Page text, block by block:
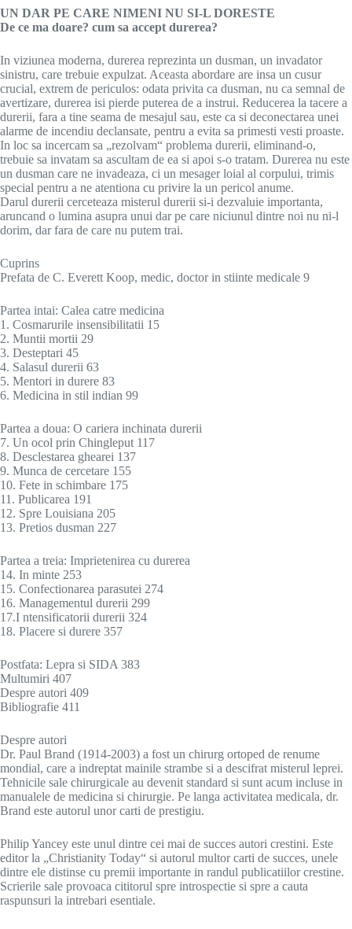
UN DAR PE CARE NIMENI NU SI-L DORESTE
De ce ma doare? cum sa accept durerea?
In viziunea moderna, durerea reprezinta un dusman, un invadator
sinistru, care trebuie expulzat. Aceasta abordare are insa un cusur
crucial, extrem de periculos: odata privita ca dusman, nu ca semnal de
avertizare, durerea isi pierde puterea de a instrui. Reducerea la tacere a
durerii, fara a tine seama de mesajul sau, este ca si deconectarea unei
alarme de incendiu declansate, pentru a evita sa primesti vesti proaste.
In loc sa incercam sa „rezolvam“ problema durerii, eliminand-o,
trebuie sa invatam sa ascultam de ea si apoi s-o tratam. Durerea nu este
un dusman care ne invadeaza, ci un mesager loial al corpului, trimis
special pentru a ne atentiona cu privire la un pericol anume.
Darul durerii cerceteaza misterul durerii si-i dezvaluie importanta,
aruncand o lumina asupra unui dar pe care niciunul dintre noi nu ni-l
dorim, dar fara de care nu putem trai.
Cuprins
Prefata de C. Everett Koop, medic, doctor in stiinte medicale 9
Partea intai: Calea catre medicina
1. Cosmarurile insensibilitatii 15
2. Muntii mortii 29
3. Desteptari 45
4. Salasul durerii 63
5. Mentori in durere 83
6. Medicina in stil indian 99
Partea a doua: O cariera inchinata durerii
7. Un ocol prin Chingleput 117
8. Desclestarea ghearei 137
9. Munca de cercetare 155
10. Fete in schimbare 175
11. Publicarea 191
12. Spre Louisiana 205
13. Pretios dusman 227
Partea a treia: Imprietenirea cu durerea
14. In minte 253
15. Confectionarea parasutei 274
16. Managementul durerii 299
17.I ntensificatorii durerii 324
18. Placere si durere 357
Postfata: Lepra si SIDA 383
Multumiri 407
Despre autori 409
Bibliografie 411
Despre autori
Dr. Paul Brand (1914-2003) a fost un chirurg ortoped de renume
mondial, care a indreptat mainile strambe si a descifrat misterul leprei.
Tehnicile sale chirurgicale au devenit standard si sunt acum incluse in
manualele de medicina si chirurgie. Pe langa activitatea medicala, dr.
Brand este autorul unor carti de prestigiu.
Philip Yancey este unul dintre cei mai de succes autori crestini. Este
editor la „Christianity Today“ si autorul multor carti de succes, unele
dintre ele distinse cu premii importante in randul publicatiilor crestine.
Scrierile sale provoaca cititorul spre introspectie si spre a cauta
raspunsuri la intrebari esentiale.